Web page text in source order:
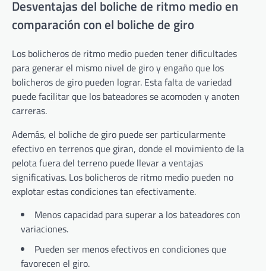
Desventajas del boliche de ritmo medio en
comparación con el boliche de giro
Los bolicheros de ritmo medio pueden tener dificultades
para generar el mismo nivel de giro y engaño que los
bolicheros de giro pueden lograr. Esta falta de variedad
puede facilitar que los bateadores se acomoden y anoten
carreras.
Además, el boliche de giro puede ser particularmente
efectivo en terrenos que giran, donde el movimiento de la
pelota fuera del terreno puede llevar a ventajas
significativas. Los bolicheros de ritmo medio pueden no
explotar estas condiciones tan efectivamente.
Menos capacidad para superar a los bateadores con
variaciones.
Pueden ser menos efectivos en condiciones que
favorecen el giro.